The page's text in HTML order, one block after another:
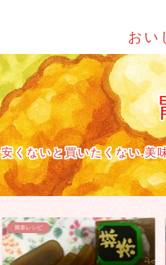
おい
安くないと買いたくない.美
簡単レシピ